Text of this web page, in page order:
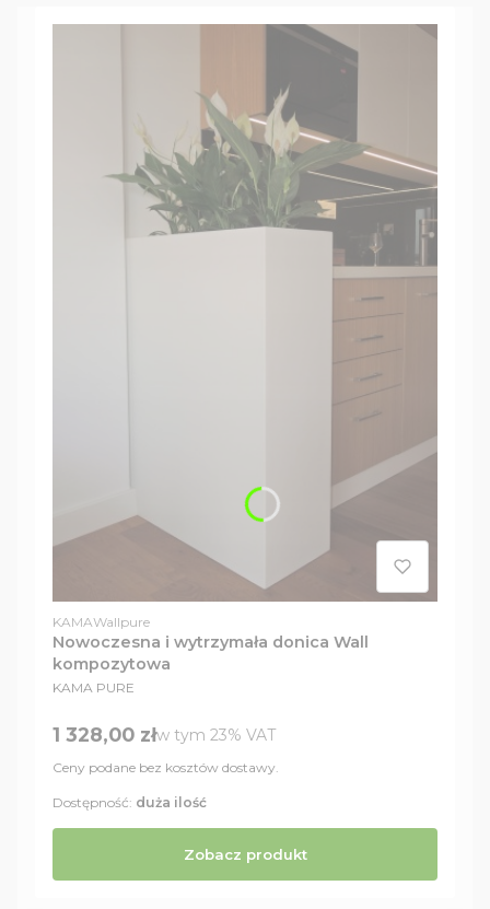
Kod produktu
KAMAWallpure
Nowoczesna i wytrzymała donica Wall
kompozytowa
PRODUCENT
KAMA PURE
Cena brutto
1 328,00 złw tym %s VAT
w tym 23% VAT
Ceny podane bez kosztów dostawy.
Zobacz produkt
Dostępność: duża ilość